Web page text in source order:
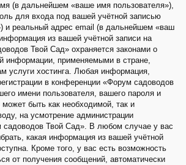
(в дальнейшем «ваше имя пользователя»),
для входа под вашей учётной записью
и реальный адрес email (в дальнейшем «ваш
из вашей учётной записи на
Твой Сад» охраняется законами о
информации, применяемыми в стране,
услуги хостинга. Любая информация,
в конференции «Форум садоводов
имени пользователя, вашего пароля и
быть как необходимой, так и
на усмотрение администрации
садоводов Твой Сад». В любом случае у вас
какая информация из вашей учётной
Кроме того, у вас есть возможность
от получения сообщений, автоматически